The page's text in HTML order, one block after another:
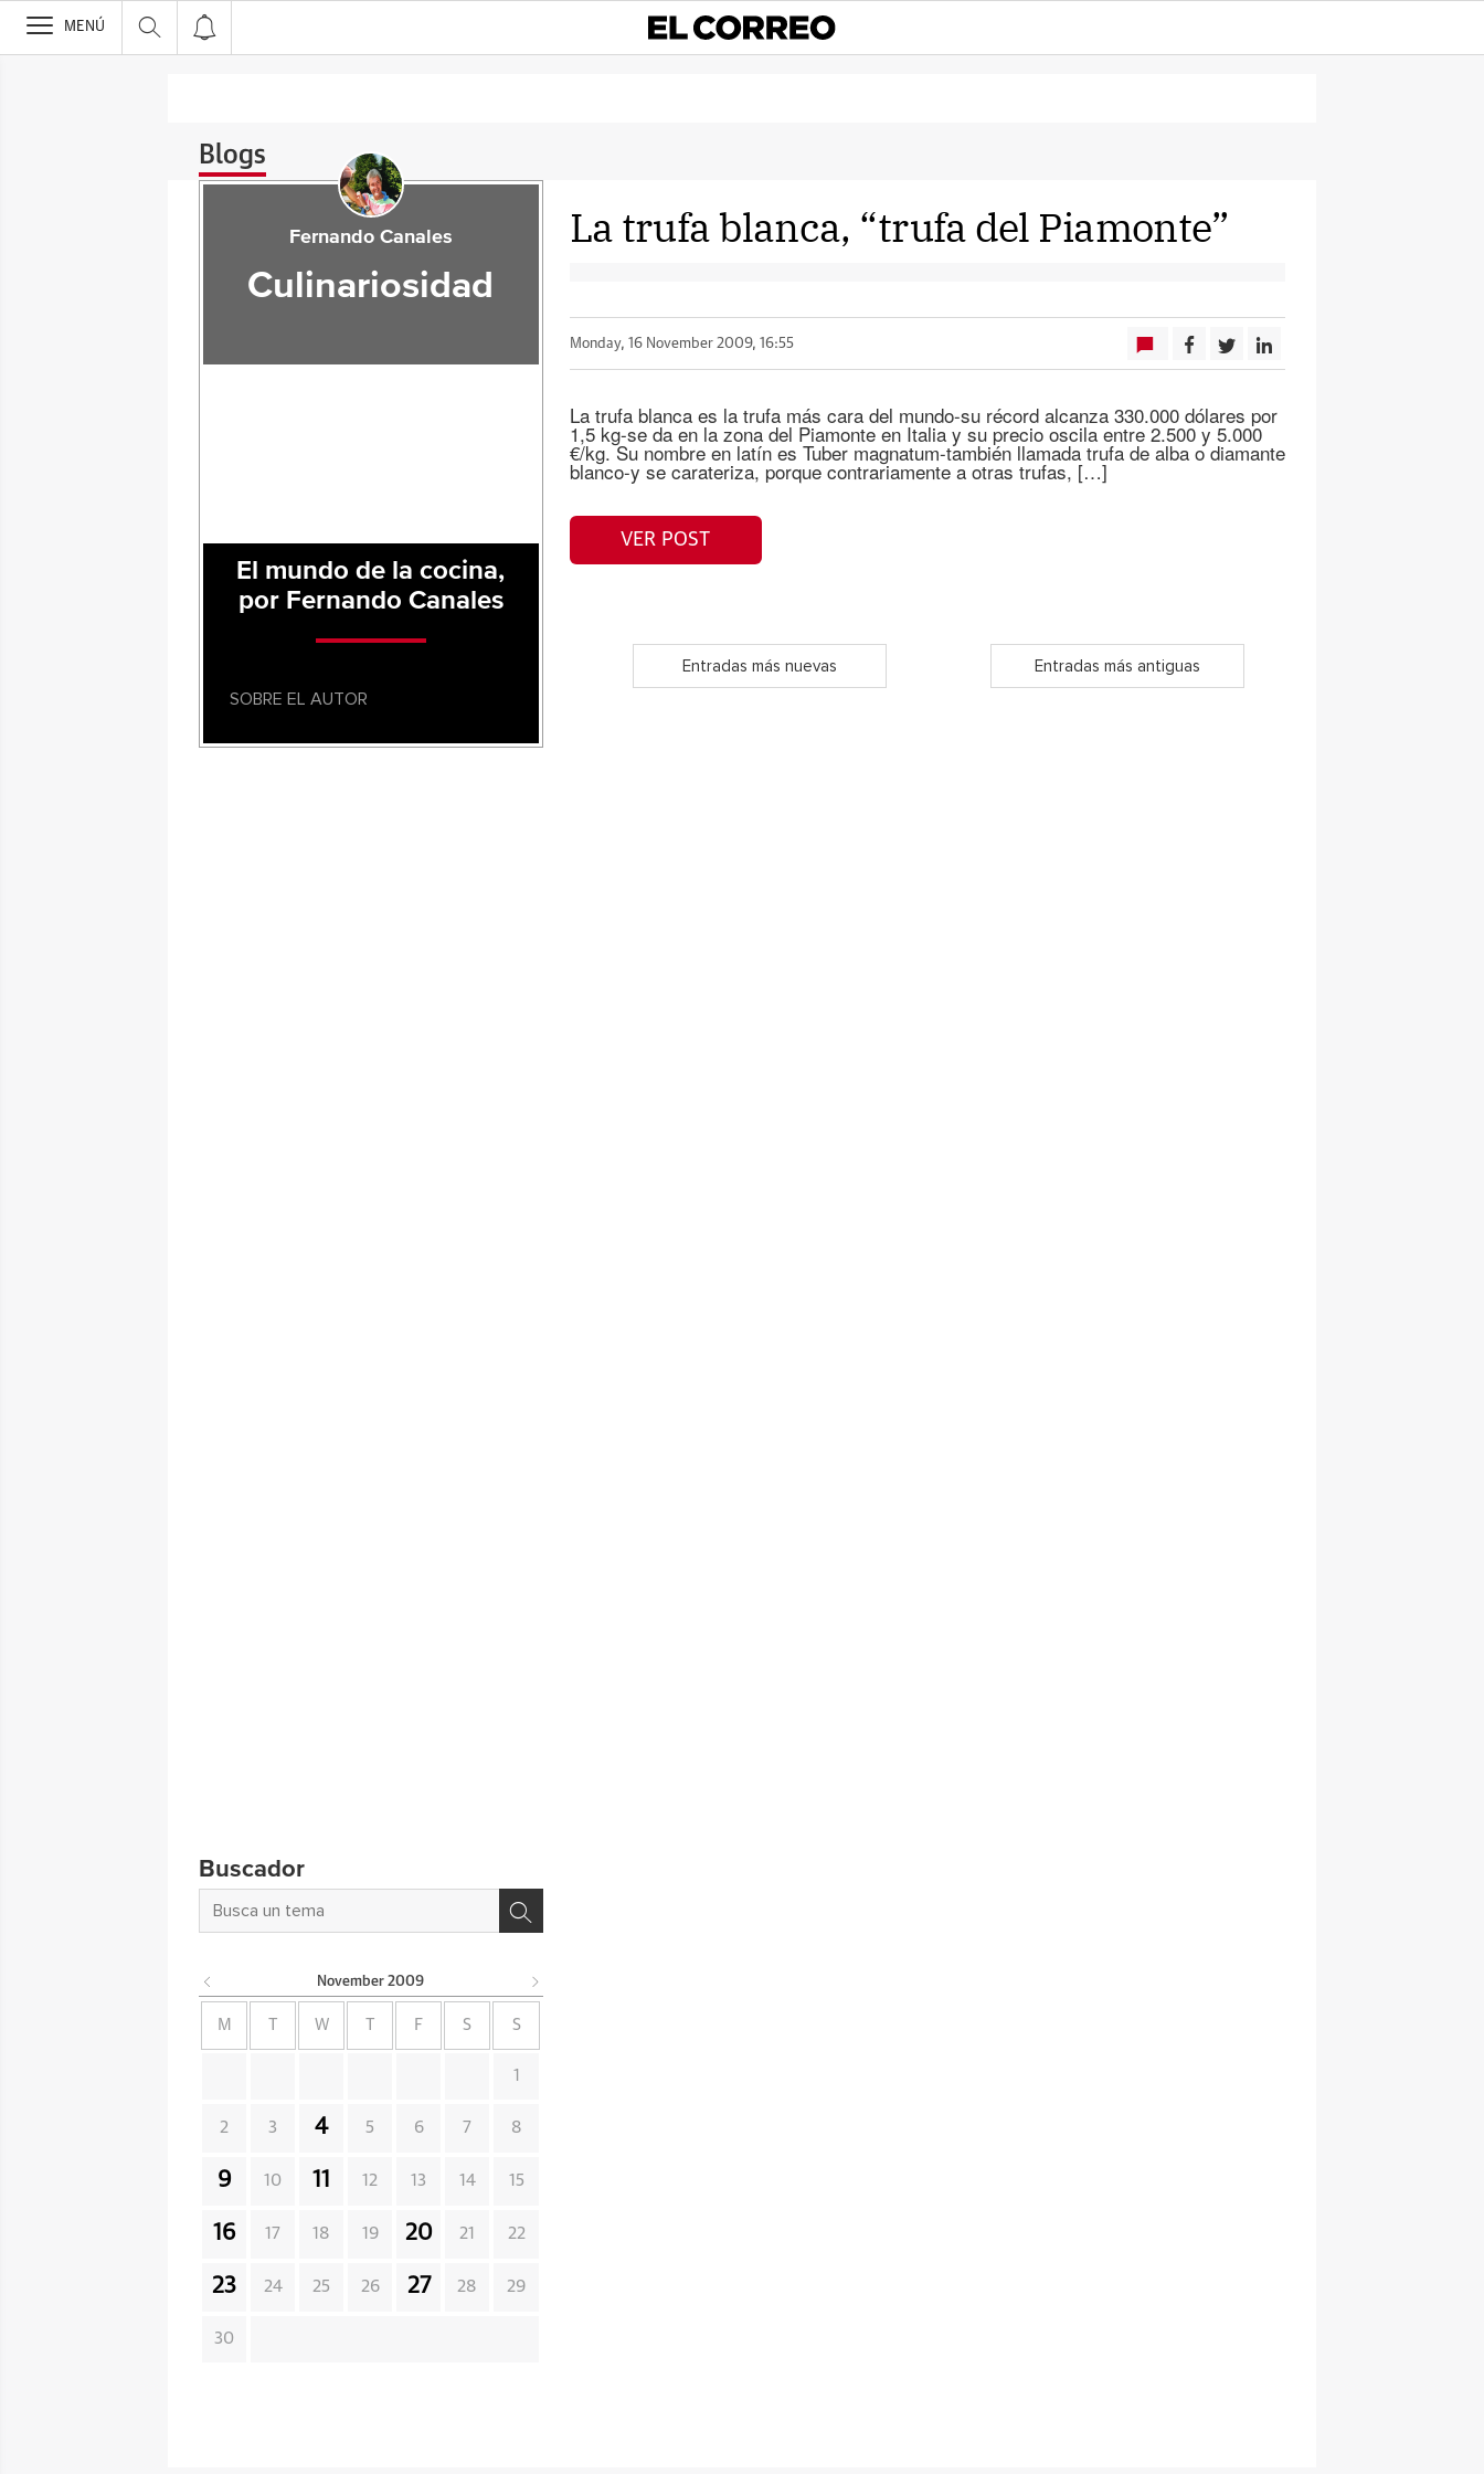
>
MENÚ
Blogs
La trufa blanca, “trufa del Piamonte”
Monday, 16 November 2009, 16:55
La trufa blanca es la trufa más cara del mundo-su récord alcanza 330.000 dólares por
1,5 kg-se da en la zona del Piamonte en Italia y su precio oscila entre 2.500 y 5.000
€/kg. Su nombre en latín es Tuber magnatum-también llamada trufa de alba o diamante
blanco-y se carateriza, porque contrariamente a otras trufas, […]
VER POST
Entradas más nuevas Entradas más antiguas
Fernando Canales
Culinariosidad
El mundo de la cocina,
por Fernando Canales
SOBRE EL AUTOR
Buscador
November 2009
M W F S S
1
2 3 4 5 6 7 8
9 10 11 12 13 14 15
16 17 18 19 20 21 22
23 24 25 26 27 28 29
30